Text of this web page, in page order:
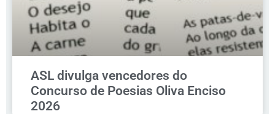
ASL divulga vencedores do
Concurso de Poesias Oliva Enciso
2026